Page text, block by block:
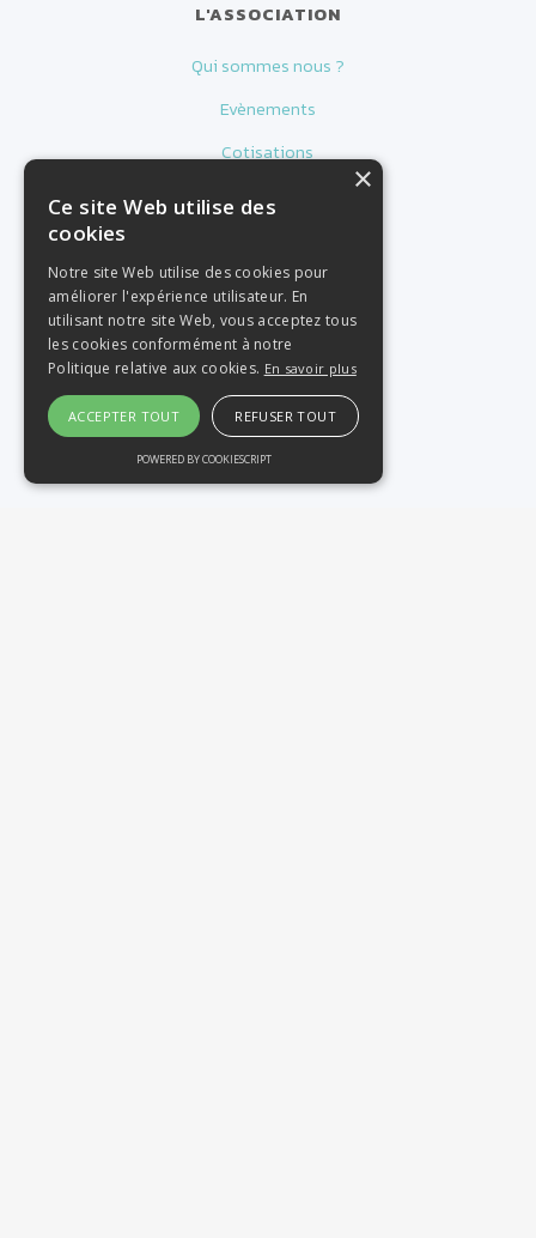
L'ASSOCIATION
Qui sommes nous ?
Evènements
Cotisations
Partenaires
Présentation
Enseignements du DES
DU & DIU
FST
Le cursus de recherche
×
Ce site Web utilise des
cookies
Notre site Web utilise des cookies pour
améliorer l'expérience utilisateur. En
utilisant notre site Web, vous acceptez tous
les cookies conformément à notre
Politique relative aux cookies. En savoir plus
ACCEPTER TOUT REFUSER TOUT
POWERED BY COOKIESCRIPT